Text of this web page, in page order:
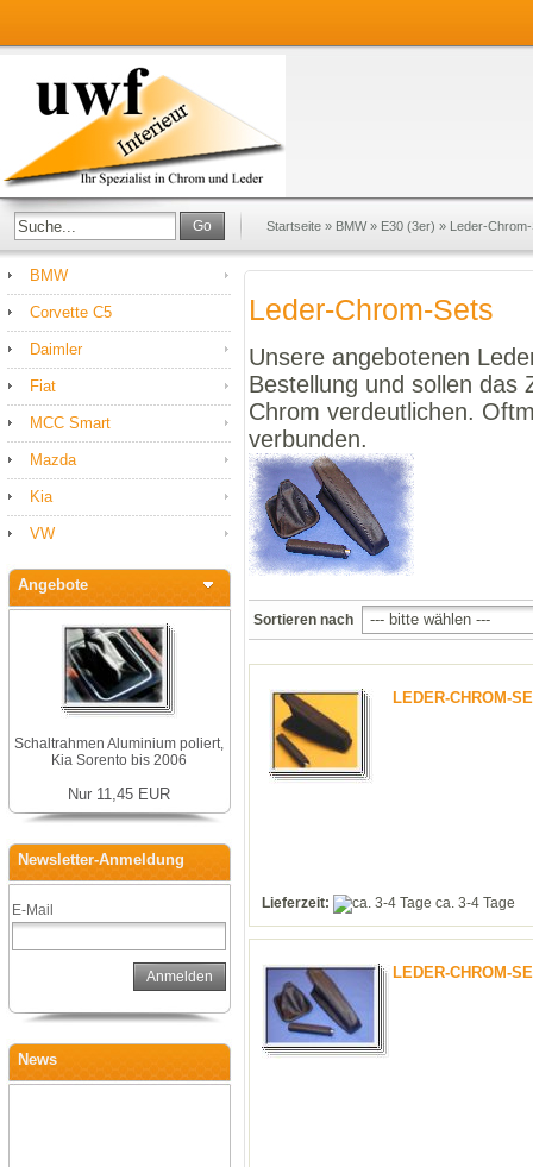
Go Startseite » BMW» E30 (3er) » Leder-
BMW
Corvette C5
Daimler
Fiat
MCC Smart
Mazda
Kia
VW
Angebote
Schaltrahmen Aluminium poliert,
Kia Sorento bis 2006
Nur 11,45 EUR
Newsletter-Anmeldung
E-Mail
Anmelden
News
Leder-Chrom-Sets
Unsere angebotenen
Bestellung und sollen das
Chrom verdeutlichen.
verbunden.
Sortieren nach
LEDER-CHROM-
Lieferzeit: ca. 3-4 Tage
LEDER-CHROM-